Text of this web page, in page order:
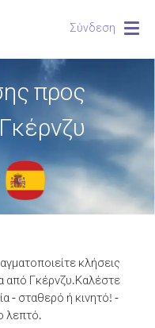
Σύνδεση
προς
κλήσεις
από Γκέρνζυ.Καλέστε
- σταθερό ή κινητό! -
λεπτό.